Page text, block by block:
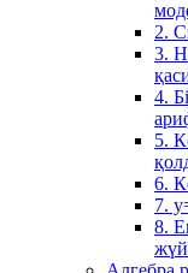
2.
3.
4.
5.
6.
7.
8.